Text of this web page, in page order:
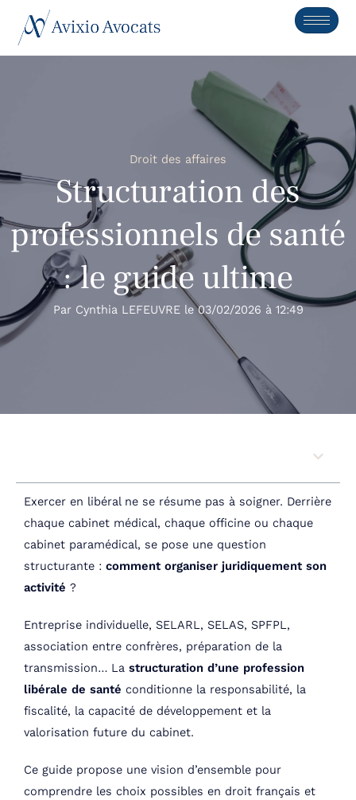
Droit des affaires
Structuration des
professionnels de santé
: le guide ultime
ParCynthia LEFEUVRE le 03/02/2026 à 12:49
Exercer en libéral ne se résume pas à soigner. Derrière
chaque cabinet médical, chaque officine ou chaque
cabinet paramédical, se pose une question
structurante : comment organiser juridiquement son
activité ?
Entreprise individuelle, SELARL, SELAS, SPFPL,
association entre confrères, préparation de la
transmission… La structuration d’une profession
libérale de santé conditionne la responsabilité, la
fiscalité, la capacité de développement et la
valorisation future du cabinet.
Ce guide propose une vision d’ensemble pour
comprendre les choix possibles en droit français et